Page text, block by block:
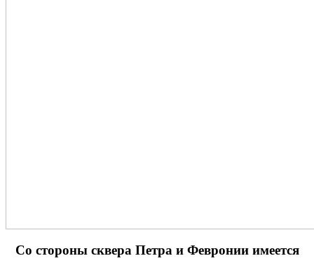
Cо стороны сквера Петра и Февронии имеется